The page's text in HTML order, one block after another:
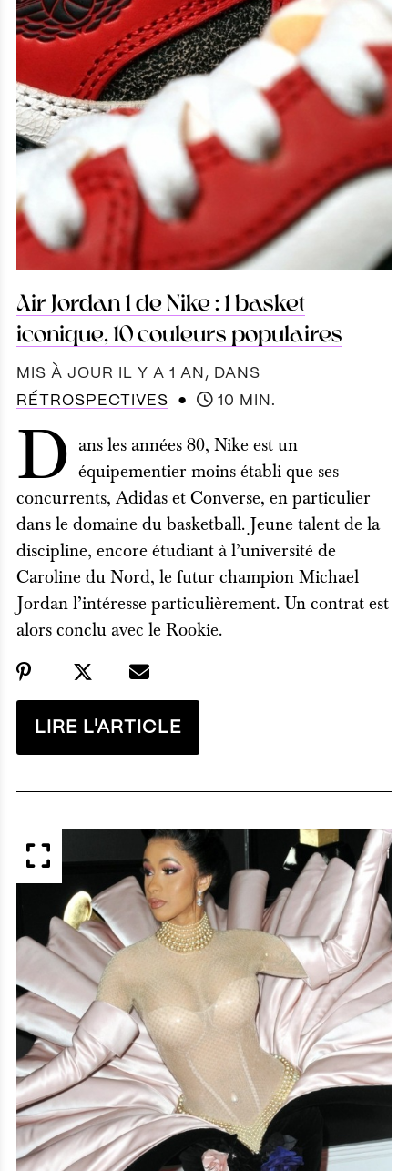
Air Jordan 1 de Nike : 1 basket
iconique, 10 couleurs populaires
MIS À JOUR IL Y A 1 AN , DANS
RÉTROSPECTIVES
● 10 MIN.
D ans les années 80, Nike est un
équipementier moins établi que ses
concurrents, Adidas et Converse, en particulier
dans le domaine du basketball. Jeune talent de la
discipline, encore étudiant à l’université de
Caroline du Nord, le futur champion Michael
Jordan l’intéresse particulièrement. Un contrat est
alors conclu avec le Rookie.
LIRE L'ARTICLE
APERÇU